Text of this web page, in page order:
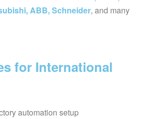
ABB, Schneider, and many
for International
automation setup